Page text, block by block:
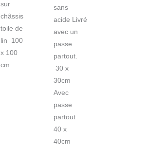
sur
châssis
toile de
lin 100
x 100
cm
sans
acide Livré
avec un
passe
partout.
30 x
30cm
Avec
passe
partout
40 x
40cm